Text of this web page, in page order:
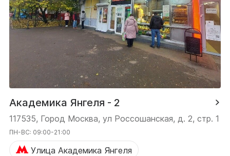
Академика Янгеля - 2
117535, Город Москва, ул Россошанская, д. 2, стр. 1
ПН-ВС: 09:00-21:00
Улица Академика Янгеля